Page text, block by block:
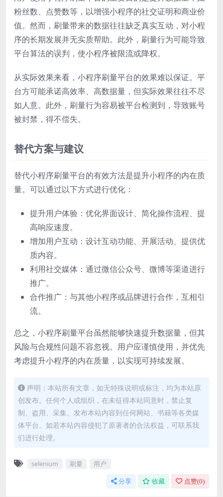
粉丝数、点赞数等，以增强小程序的社交证明和商业价
值。然而，刷量带来的数据往往缺乏真实互动，对小程
序的长期发展并无实质帮助。此外，刷量行为可能导致
平台算法的误判，使小程序被限流或降权。
从实际效果来看，小程序刷量平台的效果难以保证。平
台方可能承诺高效率、高数据量，但实际效果往往不尽
如人意。此外，刷量行为容易被平台检测到，导致账号
被封禁，得不偿失。
替代方案与建议
替代小程序刷量平台的有效方法是提升小程序的内在质
量。可以通过以下方式进行优化：
提升用户体验：优化界面设计、简化操作流程、提
高响应速度。
增加用户互动：设计互动功能、开展活动、提供优
质内容。
利用社交媒体：通过微信公众号、微博等渠道进行
推广。
合作推广：与其他小程序或品牌进行合作，互相引
流。
总之，小程序刷量平台虽然能够快速提升数据量，但其
风险与合规性问题不容忽视。用户应谨慎使用，并优先
考虑提升小程序的内在质量，以实现可持续发展。
声明：本站所有文章，如无特殊说明或标注，均为本站原
创发布。任何个人或组织，在未征得本站同意时，禁止复
制、盗用、采集、发布本站内容到任何网站、书籍等各类媒
体平台。如若本站内容侵犯了原著者的合法权益，可联系我
们进行处理。
selenium 刷量 用户
分享 收藏 点赞(0)